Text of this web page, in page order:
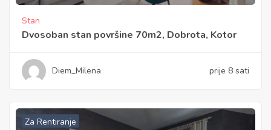
Stan
Dvosoban stan površine 70m2, Dobrota, Kotor
Diem_Milena prije 8 sati
Za Rentiranje